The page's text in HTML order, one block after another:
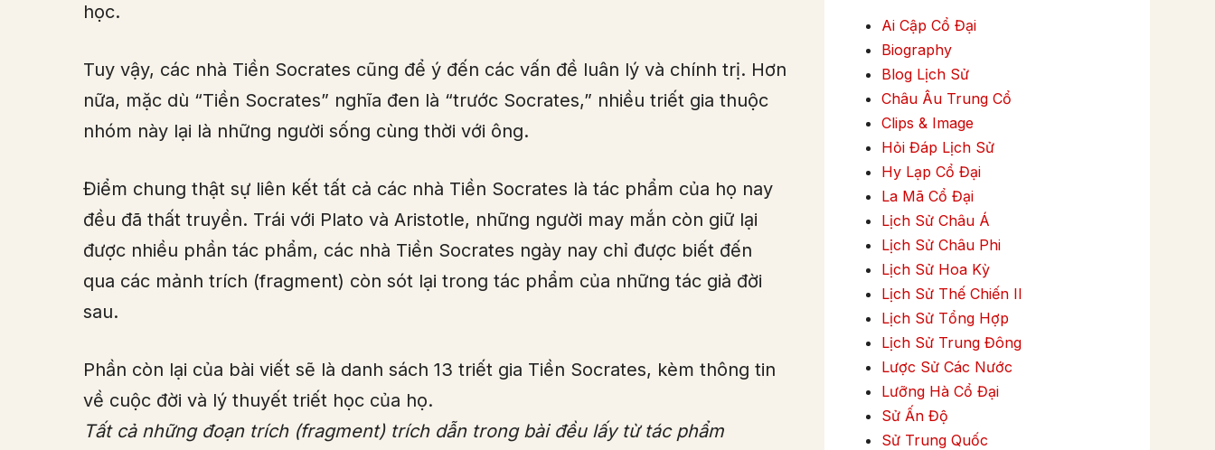
học.
Tuy vậy, các nhà Tiền Socrates cũng để ý đến các vấn đề luân lý và chính trị. Hơn
nữa, mặc dù “Tiền Socrates” nghĩa đen là “trước Socrates,” nhiều triết gia thuộc
nhóm này lại là những người sống cùng thời với ông.
Điểm chung thật sự liên kết tất cả các nhà Tiền Socrates là tác phẩm của họ nay
đều đã thất truyền. Trái với Plato và Aristotle, những người may mắn còn giữ lại
được nhiều phần tác phẩm, các nhà Tiền Socrates ngày nay chỉ được biết đến
qua các mảnh trích (fragment) còn sót lại trong tác phẩm của những tác giả đời
sau.
Phần còn lại của bài viết sẽ là danh sách 13 triết gia Tiền Socrates, kèm thông tin
về cuộc đời và lý thuyết triết học của họ.
Tất cả những đoạn trích (fragment) trích dẫn trong bài đều lấy từ tác phẩm
Ai Cập Cổ Đại
Biography
Blog Lịch Sử
Châu Âu Trung Cổ
Clips & Image
Hỏi Đáp Lịch Sử
Hy Lạp Cổ Đại
La Mã Cổ Đại
Lịch Sử Châu Á
Lịch Sử Châu Phi
Lịch Sử Hoa Kỳ
Lịch Sử Thế Chiến II
Lịch Sử Tổng Hợp
Lịch Sử Trung Đông
Lược Sử Các Nước
Lưỡng Hà Cổ Đại
Sử Ấn Độ
Sử Trung Quốc